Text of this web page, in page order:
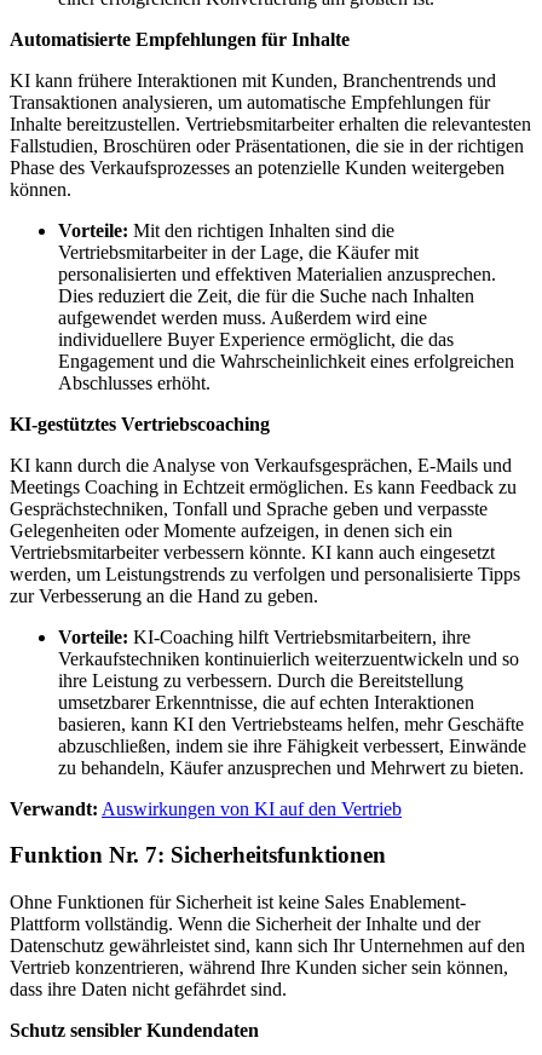
Automatisierte Empfehlungen für Inhalte
KI kann frühere Interaktionen mit Kunden, Branchentrends und
Transaktionen analysieren, um automatische Empfehlungen für
Inhalte bereitzustellen. Vertriebsmitarbeiter erhalten die relevantesten
Fallstudien, Broschüren oder Präsentationen, die sie in der richtigen
Phase des Verkaufsprozesses an potenzielle Kunden weitergeben
können.
Vorteile: Mit den richtigen Inhalten sind die
Vertriebsmitarbeiter in der Lage, die Käufer mit
personalisierten und effektiven Materialien anzusprechen.
Dies reduziert die Zeit, die für die Suche nach Inhalten
aufgewendet werden muss. Außerdem wird eine
individuellere Buyer Experience ermöglicht, die das
Engagement und die Wahrscheinlichkeit eines erfolgreichen
Abschlusses erhöht.
KI-gestütztes Vertriebscoaching
KI kann durch die Analyse von Verkaufsgesprächen, E-Mails und
Meetings Coaching in Echtzeit ermöglichen. Es kann Feedback zu
Gesprächstechniken, Tonfall und Sprache geben und verpasste
Gelegenheiten oder Momente aufzeigen, in denen sich ein
Vertriebsmitarbeiter verbessern könnte. KI kann auch eingesetzt
werden, um Leistungstrends zu verfolgen und personalisierte Tipps
zur Verbesserung an die Hand zu geben.
Vorteile: KI-Coaching hilft Vertriebsmitarbeitern, ihre
Verkaufstechniken kontinuierlich weiterzuentwickeln und so
ihre Leistung zu verbessern. Durch die Bereitstellung
umsetzbarer Erkenntnisse, die auf echten Interaktionen
basieren, kann KI den Vertriebsteams helfen, mehr Geschäfte
abzuschließen, indem sie ihre Fähigkeit verbessert, Einwände
zu behandeln, Käufer anzusprechen und Mehrwert zu bieten.
Verwandt: Auswirkungen von KI auf den Vertrieb
Funktion Nr. 7: Sicherheitsfunktionen
Ohne Funktionen für Sicherheit ist keine Sales Enablement-
Plattform vollständig. Wenn die Sicherheit der Inhalte und der
Datenschutz gewährleistet sind, kann sich Ihr Unternehmen auf den
Vertrieb konzentrieren, während Ihre Kunden sicher sein können,
dass ihre Daten nicht gefährdet sind.
Schutz sensibler Kundendaten